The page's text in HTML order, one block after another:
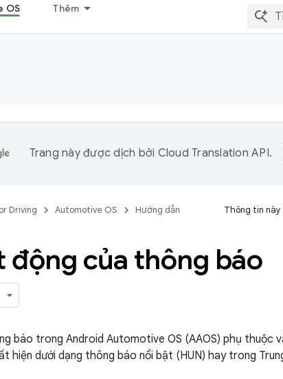
OS Thêm
Trang này được dịch bởi Cloud Translation API.
Driving Automotive OS Hướng dẫn Thông tin này
động của thông báo
báo trong Android Automotive OS (AAOS) phụ thuộc
hiện dưới dạng thông báo nổi bật (HUN) hay trong